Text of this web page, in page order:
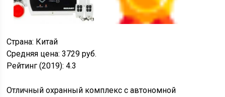
Страна: Китай
Средняя цена:3729 руб.
Рейтинг (2019):4.3
Отличный охранный комплекс с автономной